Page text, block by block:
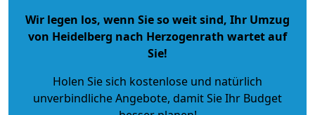
Wir legen los, wenn Sie so weit sind, Ihr Umzug
von Heidelberg nach Herzogenrath wartet auf
Sie!
Holen Sie sich kostenlose und natürlich
unverbindliche Angebote, damit Sie Ihr Budget